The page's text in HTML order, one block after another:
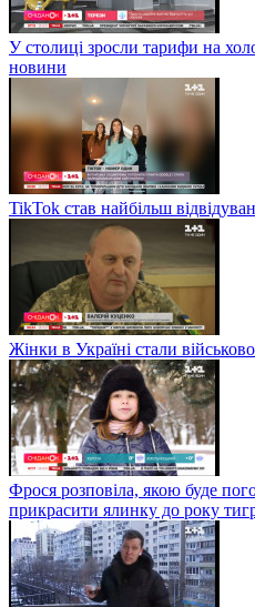
У столиці зросли тарифи на
новини
TikTok став найбільш
Жінки в Україні стали
Фрося розповіла, якою буде
прикрасити ялинку до року